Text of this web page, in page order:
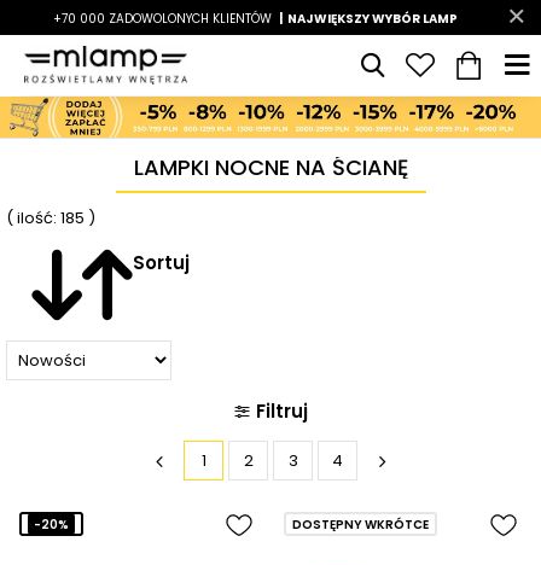
-7% LATO7
+70 000 ZADOWOLONYCH KLIENTÓW | NAJWIĘKSZY WYBÓR LAMP
| |
LAMPKI NOCNE NA ŚCIANĘ
( ilość: 185 )
Sortuj
Filtruj
1 2 3 4
-20% DOSTĘPNY WKRÓTCE